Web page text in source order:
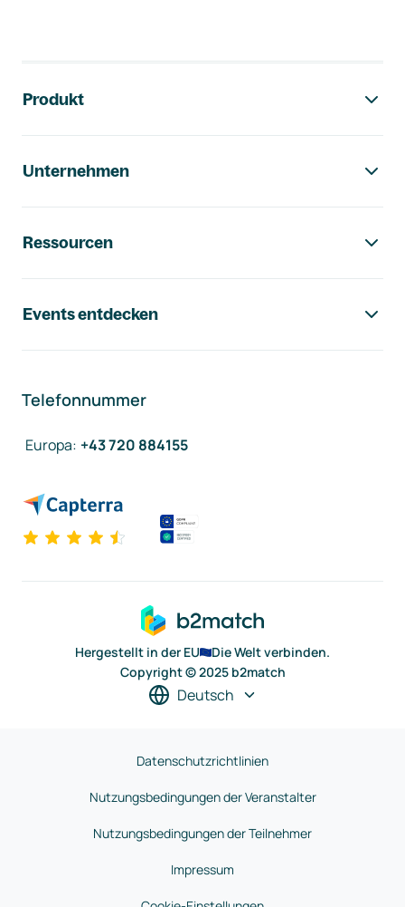
Produkt
Unternehmen
Ressourcen
Events entdecken
Telefonnummer
Europa: +43 720 884155
Hergestellt in der EU
Die Welt verbinden.
Copyright © 2025 b2match
Deutsch
Datenschutzrichtlinien
Nutzungsbedingungen der Veranstalter
Nutzungsbedingungen der Teilnehmer
Impressum